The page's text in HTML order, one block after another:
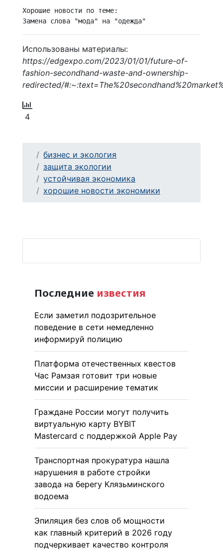
Хорошие новости по теме:
Замена слова "мода" на "одежда"
Использованы материалы:
https://edgexpo.com/2023/01/01/future-of-
fashion-secondhand-waste-and-ownership-
redirected/
4
бизнес и экология
защита экологии
устойчивая экономика
хорошие новости экономики
Последние известия
Если заметил подозрительное
поведение в сети немедленно
информируй полицию
Платформа отечественных квестов
Час Рамзая готовит три новые
миссии и расширение тематик
Граждане России могут получить
виртуальную карту BYBIT
Mastercard с поддержкой Apple Pay
Транспортная прокуратура нашла
нарушения в работе стройки
завода на берегу Клязьминского
водоема
Эпиляция без слов об мощности
как главный критерий в 2026 году
подчеркивает качество контроля